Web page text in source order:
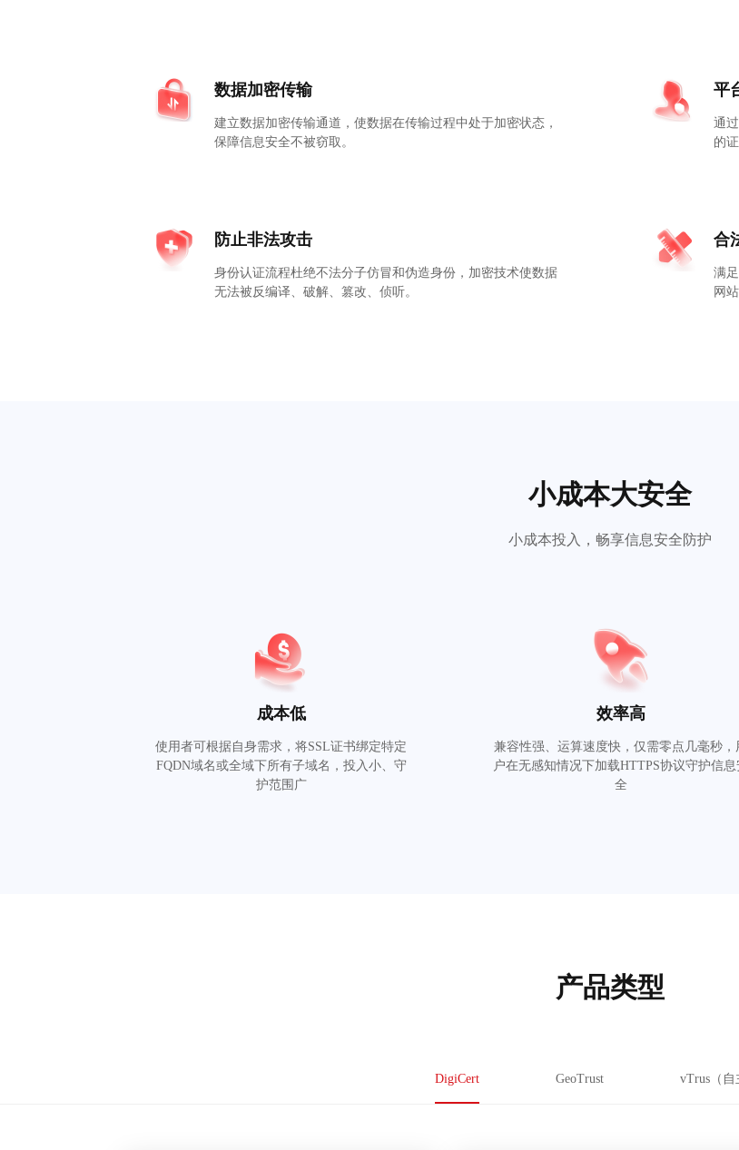
数据加密传输
建立数据加密传输通道，使数据在传输过程中处于加密状态，
保障信息安全不被窃取。
平
通
的
防止非法攻击
身份认证流程杜绝不法分子仿冒和伪造身份，加密技术使数据
无法被反编译、破解、篡改、侦听。
合
满
网
小成本大安全
小成本投入，畅享信息安全防护
成本低
使用者可根据自身需求，将SSL证书绑定特定
FQDN域名或全域下所有子域名，投入小、守
护范围广
效率高
兼容性强、运算速度快，仅需零点几毫秒，
户在无感知情况下加载HTTPS协议守护信息
全
产品类型
DigiCert GeoTrust vTrus（自